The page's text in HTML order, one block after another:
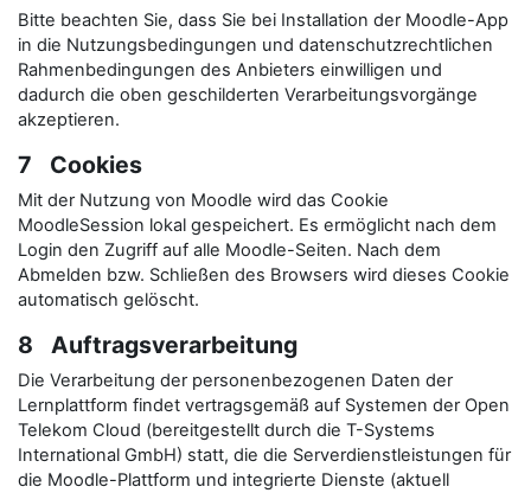
Bitte beachten Sie, dass Sie bei Installation der Moodle-App
in die Nutzungsbedingungen und datenschutzrechtlichen
Rahmenbedingungen des Anbieters einwilligen und
dadurch die oben geschilderten Verarbeitungsvorgänge
akzeptieren.
7 Cookies
Mit der Nutzung von Moodle wird das Cookie
MoodleSession lokal gespeichert. Es ermöglicht nach dem
Login den Zugriff auf alle Moodle-Seiten. Nach dem
Abmelden bzw. Schließen des Browsers wird dieses Cookie
automatisch gelöscht.
8 Auftragsverarbeitung
Die Verarbeitung der personenbezogenen Daten der
Lernplattform findet vertragsgemäß auf Systemen der Open
Telekom Cloud (bereitgestellt durch die T-Systems
International GmbH) statt, die die Serverdienstleistungen für
die Moodle-Plattform und integrierte Dienste (aktuell